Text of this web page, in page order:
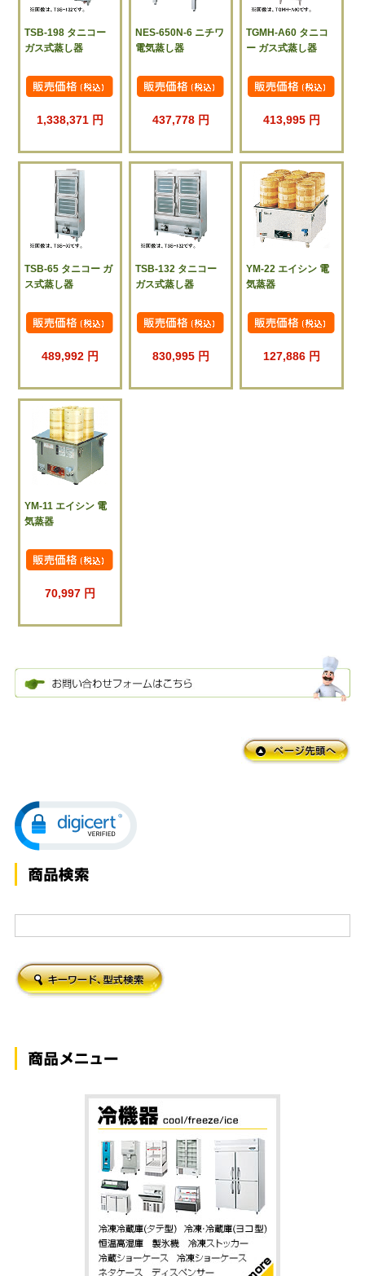
TSB-198 タニコー
ガス式蒸し器
1,338,371 円
NES-650N-6 ニチワ
電気蒸し器
437,778 円
TGMH-A60 タニコ
ー ガス式蒸し器
413,995 円
TSB-65 タニコー ガ
ス式蒸し器
489,992 円
TSB-132 タニコー
ガス式蒸し器
830,995 円
YM-22 エイシン 電
気蒸器
127,886 円
YM-11 エイシン 電
気蒸器
70,997 円